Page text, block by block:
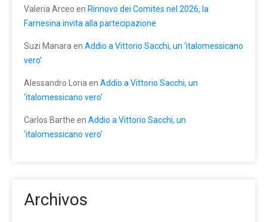
Valeria Arceo en Rinnovo dei Comites nel 2026, la
Farnesina invita alla partecipazione
Suzi Manara en Addio a Vittorio Sacchi, un ‘italomessicano
vero’
Alessandro Loria en Addio a Vittorio Sacchi, un
‘italomessicano vero’
Carlos Barthe en Addio a Vittorio Sacchi, un
‘italomessicano vero’
Archivos